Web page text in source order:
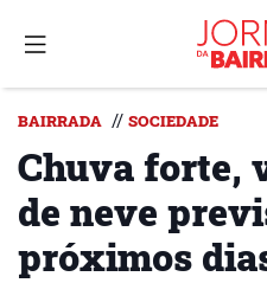
BAIRRADA // SOCIEDADE
Chuva forte,
de neve
próximos